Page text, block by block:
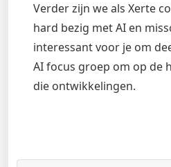
Verder zijn we als Xerte
hard bezig met AI en
interessant voor je om
AI focus groep om op de
die ontwikkelingen.